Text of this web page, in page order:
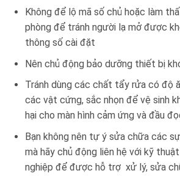
Không để lộ mã số chủ hoặc làm
phòng để tránh người lạ mở được
thông số cài đặt
Nên chủ động bảo dưỡng thiết bị
Tránh dùng các chất tẩy rửa có độ
các vật cứng, sắc nhọn để vệ sinh
hại cho màn hình cảm ứng và đầu
Bạn không nên tự ý sửa chữa các
mà hãy chủ động liên hệ với kỹ
nghiệp để được hỗ trợ xử lý, sửa